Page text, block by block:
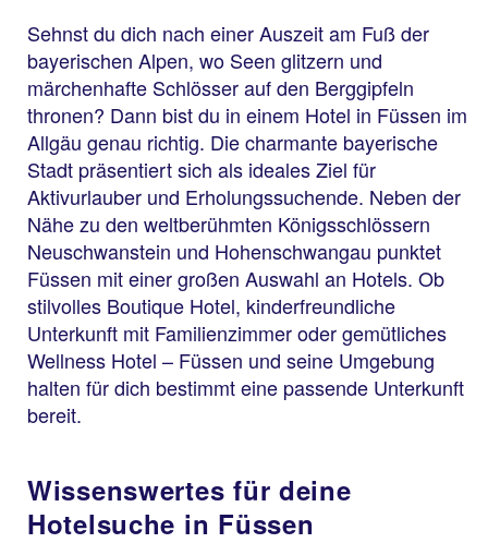
Sehnst du dich nach einer Auszeit am Fuß der
bayerischen Alpen, wo Seen glitzern und
märchenhafte Schlösser auf den Berggipfeln
thronen? Dann bist du in einem Hotel in Füssen im
Allgäu genau richtig. Die charmante bayerische
Stadt präsentiert sich als ideales Ziel für
Aktivurlauber und Erholungssuchende. Neben der
Nähe zu den weltberühmten Königsschlössern
Neuschwanstein und Hohenschwangau punktet
Füssen mit einer großen Auswahl an Hotels. Ob
stilvolles Boutique Hotel, kinderfreundliche
Unterkunft mit Familienzimmer oder gemütliches
Wellness Hotel – Füssen und seine Umgebung
halten für dich bestimmt eine passende Unterkunft
bereit.
Wissenswertes für deine
Hotelsuche in Füssen